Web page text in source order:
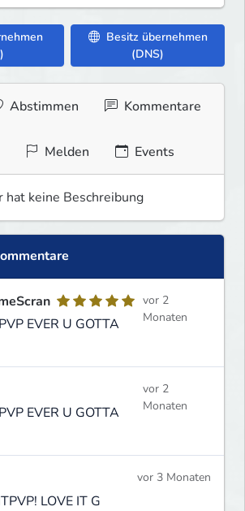
Besitz übernehmen
(DNS)
Abstimmen Kommentare
Melden Events
hat keine Beschreibung
EVER U GOTTA
vor 2
Monaten
EVER U GOTTA
vor 2
Monaten
LOVE IT G
vor 3 Monaten